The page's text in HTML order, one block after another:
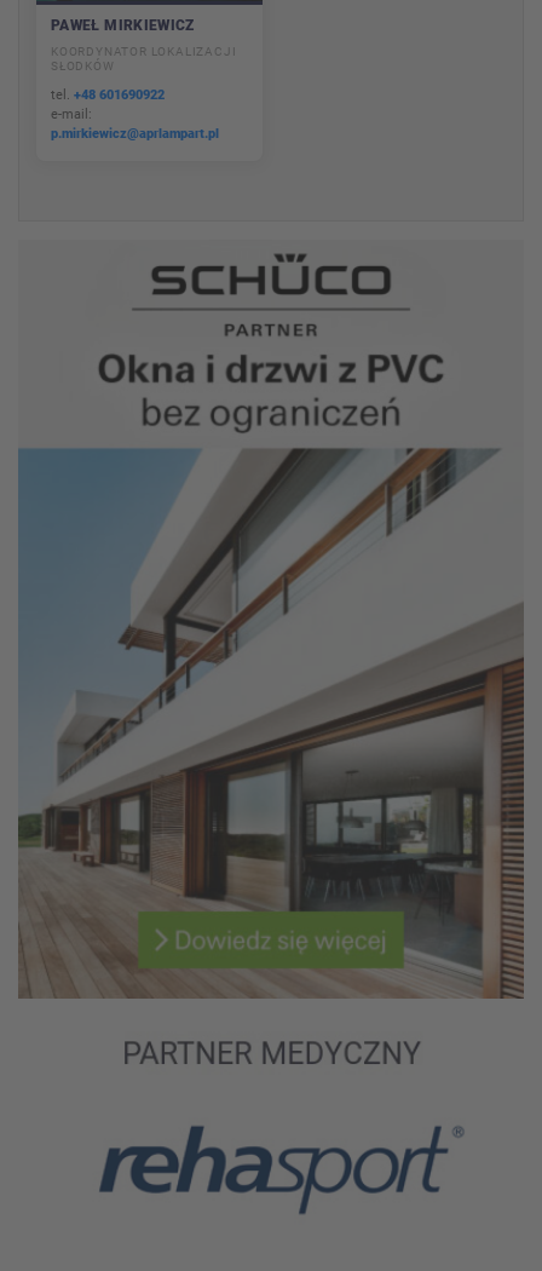
PAWEŁ MIRKIEWICZ
KOORDYNATOR LOKALIZACJI
SŁODKÓW
tel. +48 601690922
e-mail:
p.mirkiewicz@aprlampart.pl